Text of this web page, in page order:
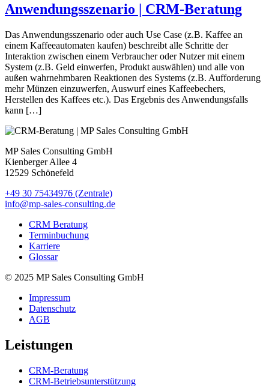
Anwendungsszenario | CRM-Beratung
Das Anwendungsszenario oder auch Use Case (z.B. Kaffee an
einem Kaffeeautomaten kaufen) beschreibt alle Schritte der
Interaktion zwischen einem Verbraucher oder Nutzer mit einem
System (z.B. Geld einwerfen, Produkt auswählen) und alle von
außen wahrnehmbaren Reaktionen des Systems (z.B. Aufforderung
mehr Münzen einzuwerfen, Auswurf eines Kaffeebechers,
Herstellen des Kaffees etc.). Das Ergebnis des Anwendungsfalls
kann […]
MP Sales Consulting GmbH
Kienberger Allee 4
12529 Schönefeld
+49 30 75434976 (Zentrale)
info@mp-sales-consulting.de
CRM Beratung
Terminbuchung
Karriere
Glossar
© 2025 MP Sales Consulting GmbH
Impressum
Datenschutz
AGB
Leistungen
CRM-Beratung
CRM-Betriebsunterstützung